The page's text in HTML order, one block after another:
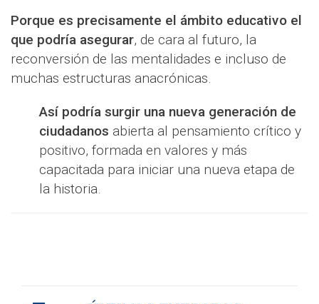
Porque es precisamente el ámbito educativo el
que podría asegurar, de cara al futuro, la
reconversión de las mentalidades e incluso de
muchas estructuras anacrónicas.
Así podría surgir una nueva generación de
ciudadanos abierta al pensamiento crítico y
positivo, formada en valores y más
capacitada para iniciar una nueva etapa de
la historia.